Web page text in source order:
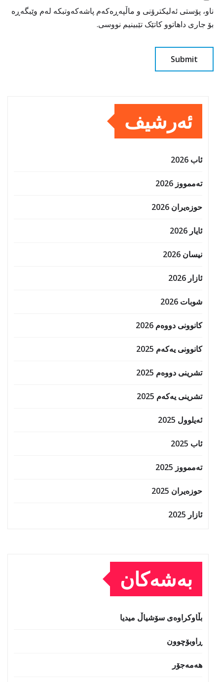
ناو، پۆستی ئەلیکترۆنی و ماڵپەڕەکەم پاشەکەوتبکە لەم وێبگەڕە
بۆ جاری داهاتوو کاتێک تێبینیم نووسی.
ئەرشیف
ئاب 2026
تەممووز 2026
حوزه‌یران 2026
ئایار 2026
نیسان 2026
ئازار 2026
شوبات 2026
کانوونی دووەم 2026
کانوونی یەکەم 2025
تشرینی دووەم 2025
تشرینی یەکەم 2025
ئەیلوول 2025
ئاب 2025
تەممووز 2025
حوزه‌یران 2025
ئازار 2025
بەشەکان
بڵاوکراوەی سۆشیاڵ میدیا
ڕاوبۆچوون
هەمەجۆر